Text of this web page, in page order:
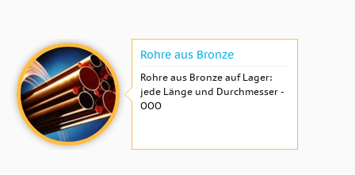
Rohre aus Bronze
Rohre aus Bronze auf Lager:
jede Länge und Durchmesser -
OOO